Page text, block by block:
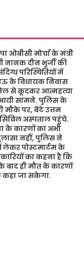
मोर्चा के मंत्री
नानक दीन भुर्जी की
परिस्थितियों में
के विधायक निवास
से कूदकर आत्महत्या
सामने. पुलिस के
मौके पर, बेटे उत्तम
अस्पताल पहुंचे.
के कारणों का अभी
नहीं, पुलिस ने
पोस्टमार्टम के
का कहना है कि
बाद ही मौत के कारणों
जा सकेगा.